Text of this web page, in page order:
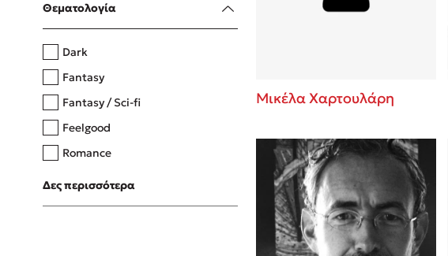
Η μέθοδος Αφήστε τους
Θεματολογία
Dark
Fantasy
Fantasy / Sci-fi
Feelgood
Romance
Upmarket
Young Adult
Δες περισσότερα
Μικέλα Χαρτουλάρη